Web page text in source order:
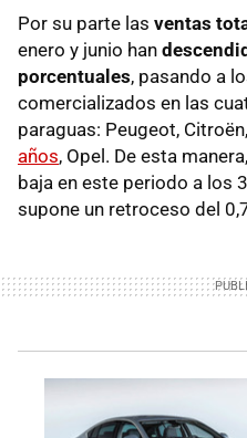
Por su parte las ventas
enero y junio han
porcentuales, pasando a
comercializados en las
paraguas: Peugeot,
años, Opel. De esta
baja en este periodo a los
supone un retroceso del